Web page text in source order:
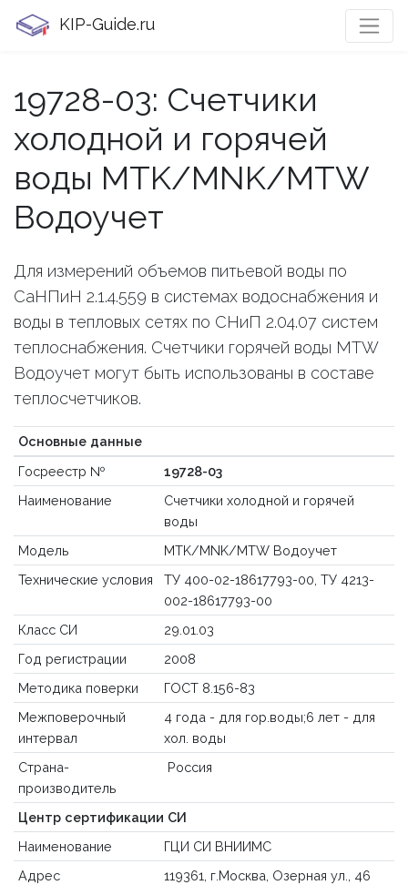
KIP-Guide.ru
19728-03: Счетчики
холодной и горячей
воды MTK/MNK/MTW
Водоучет
Для измерений объемов питьевой воды по
СаНПиН 2.1.4.559 в системах водоснабжения и
воды в тепловых сетях по СНиП 2.04.07 систем
теплоснабжения. Счетчики горячей воды MTW
Водоучет могут быть использованы в составе
теплосчетчиков.
Основные данные
Госреестр №
19728-03
Наименование
Счетчики холодной и горячей
воды
Модель
MTK/MNK/MTW Водоучет
Технические условия
ТУ 400-02-18617793-00, ТУ 4213-
002-18617793-00
Класс СИ
29.01.03
Год регистрации
2008
Методика поверки
ГОСТ 8.156-83
Межповерочный
интервал
4 года - для гор.воды;6 лет - для
хол. воды
Страна-
производитель
Россия
Центр сертификации СИ
Наименование
ГЦИ СИ ВНИИМС
Адрес
119361, г.Москва, Озерная ул., 46